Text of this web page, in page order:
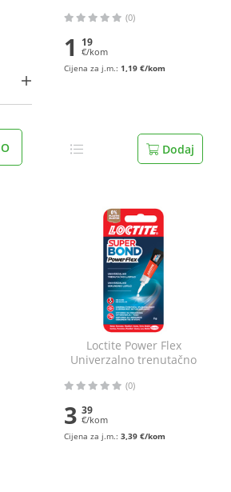
(0)
1 19
€/kom
Cijena za j.m.: 1,19 €/kom
Dodaj
Loctite Power Flex
Univerzalno trenutačno
(0)
3 39
€/kom
Cijena za j.m.: 3,39 €/kom